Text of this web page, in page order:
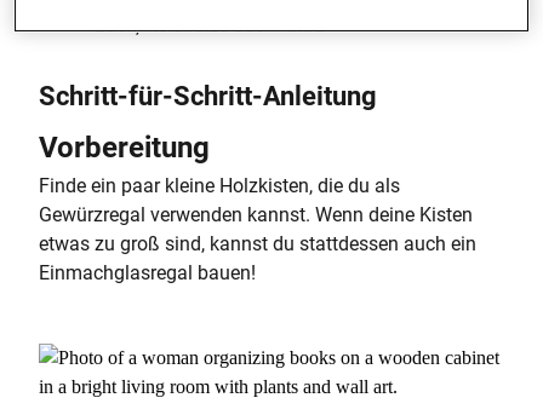
Lack, Holzbeize oder Farbe
Schritt-für-Schritt-Anleitung
Vorbereitung
Finde ein paar kleine Holzkisten, die du als
Gewürzregal verwenden kannst. Wenn deine Kisten
etwas zu groß sind, kannst du stattdessen auch ein
Einmachglasregal bauen!